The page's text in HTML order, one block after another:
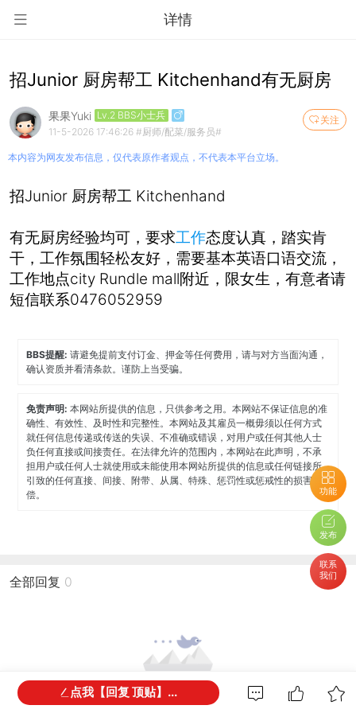
详情
功能
发布
联系
我们
招Junior 厨房帮工 Kitchenhand有无厨房
关注
果果Yuki Lv.2 BBS小士兵
11-5-2026 17:46:26 #厨师/配菜/服务员#
本内容为网友发布信息，仅代表原作者观点，不代表本平台立场。
招Junior 厨房帮工 Kitchenhand
有无厨房经验均可，要求工作态度认真，踏实肯
干，工作氛围轻松友好，需要基本英语口语交流，
工作地点city Rundle mall附近，限女生，有意者请
短信联系0476052959
BBS提醒:请避免提前支付订金、押金等任何费用，请与对方当面沟通，
确认资质并看清条款。谨防上当受骗。
免责声明:本网站所提供的信息，只供参考之用。本网站不保证信息的准
确性、有效性、及时性和完整性。本网站及其雇员一概毋须以任何方式
就任何信息传递或传送的失误、不准确或错误，对用户或任何其他人士
负任何直接或间接责任。在法律允许的范围内，本网站在此声明，不承
担用户或任何人士就使用或未能使用本网站所提供的信息或任何链接所
引致的任何直接、间接、附带、从属、特殊、惩罚性或惩戒性的损害赔
偿。
全部回复 0
还没有回复，谁来打破尴尬？
点我【回复 顶贴】...